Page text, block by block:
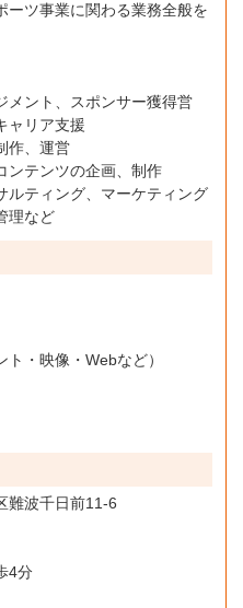
ーツ事業に関わる業務全般を
メント、スポンサー獲得営
ャリア支援
作、運営
ンテンツの企画、制作
ルティング、マーケティング
理など
ト・映像・Webなど）
難波千日前11-6
4分